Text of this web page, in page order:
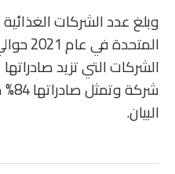
وبلغ عدد الشركات
البيان.